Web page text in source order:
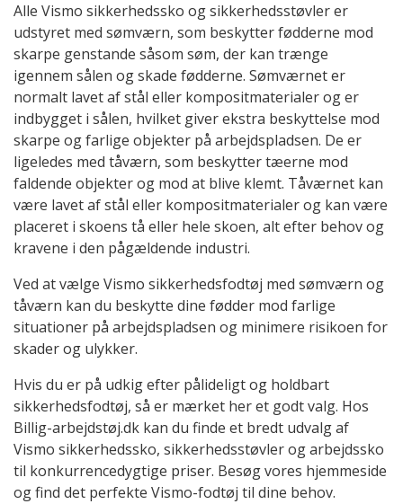
Alle Vismo sikkerhedssko og sikkerhedsstøvler er
udstyret med sømværn, som beskytter fødderne mod
skarpe genstande såsom søm, der kan trænge
igennem sålen og skade fødderne. Sømværnet er
normalt lavet af stål eller kompositmaterialer og er
indbygget i sålen, hvilket giver ekstra beskyttelse mod
skarpe og farlige objekter på arbejdspladsen. De er
ligeledes med tåværn, som beskytter tæerne mod
faldende objekter og mod at blive klemt. Tåværnet kan
være lavet af stål eller kompositmaterialer og kan være
placeret i skoens tå eller hele skoen, alt efter behov og
kravene i den pågældende industri.
Ved at vælge Vismo sikkerhedsfodtøj med sømværn og
tåværn kan du beskytte dine fødder mod farlige
situationer på arbejdspladsen og minimere risikoen for
skader og ulykker.
Hvis du er på udkig efter pålideligt og holdbart
sikkerhedsfodtøj, så er mærket her et godt valg. Hos
Billig-arbejdstøj.dk kan du finde et bredt udvalg af
Vismo sikkerhedssko, sikkerhedsstøvler og arbejdssko
til konkurrencedygtige priser. Besøg vores hjemmeside
og find det perfekte Vismo-fodtøj til dine behov.